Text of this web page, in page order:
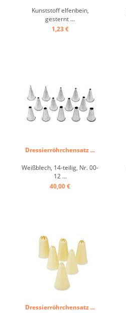
Kunststoff elfenbein,
gesternt ...
1,23 €
Dressierröhrchensatz ...
Weißblech, 14-teilig, Nr. 00-
12 ...
40,00 €
Dressierröhrchensatz ...